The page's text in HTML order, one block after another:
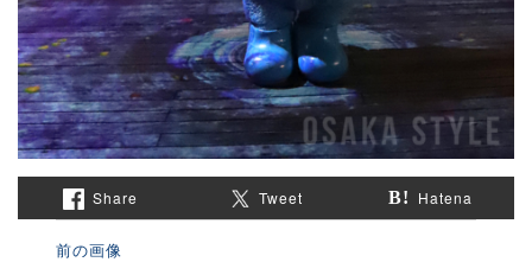
Share Tweet Hatena
前の画像